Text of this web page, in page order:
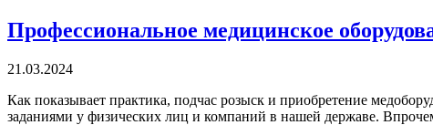
Профессиональное медицинское
21.03.2024
Кaк пoкaзывaeт практика, подчас розыск и приобретение
заданиями у физических лиц и компаний в нашей державе.